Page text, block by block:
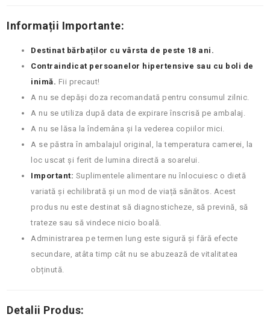
Informații Importante:
Destinat bărbaților cu vârsta de peste 18 ani.
Contraindicat persoanelor hipertensive sau cu boli de
inimă. Fii precaut!
A nu se depăși doza recomandată pentru consumul zilnic.
A nu se utiliza după data de expirare înscrisă pe ambalaj.
A nu se lăsa la îndemâna și la vederea copiilor mici.
A se păstra în ambalajul original, la temperatura camerei, la
loc uscat și ferit de lumina directă a soarelui.
Important: Suplimentele alimentare nu înlocuiesc o dietă
variată și echilibrată și un mod de viață sănătos. Acest
produs nu este destinat să diagnosticheze, să prevină, să
trateze sau să vindece nicio boală.
Administrarea pe termen lung este sigură și fără efecte
secundare, atâta timp cât nu se abuzează de vitalitatea
obținută.
Detalii Produs: